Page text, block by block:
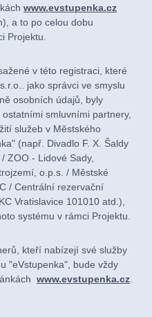
www.evstupenka.cz
a to po celou dobu
Projektu.
v této registraci, které
jako správci ve smyslu
osobních údajů, byly
smluvními partnery,
služeb v Městského
(např. Divadlo F. X. Šaldy
ZOO - Lidové Sady,
o.p.s. / Městské
/ Centrální rezervační
Vratislavice 101010 atd.),
systému v rámci Projektu.
kteří nabízejí své služby
"eVstupenka", bude vždy
www.evstupenka.cz.